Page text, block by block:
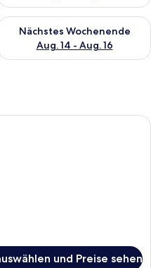
Wochenende, Aug. 7
Nächstes Wochenende
Aug. 14 - Aug. 16
die Verfügbarkeit
Hotelzimmer mit einem großen
und Preise sehen